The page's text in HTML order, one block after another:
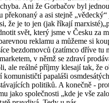
Ani že Gorbačov byl
a asi stejně
že je to jen (jak říkají
svět, který jsme v Česku za
reklamu a můžeme si
bezdomovců (zatímco dříve tu
v němž se zdraví
ale reálné příjmy klesají tak, že
papaláši
politiků. A konečně -
jako společnosti „kde je vše